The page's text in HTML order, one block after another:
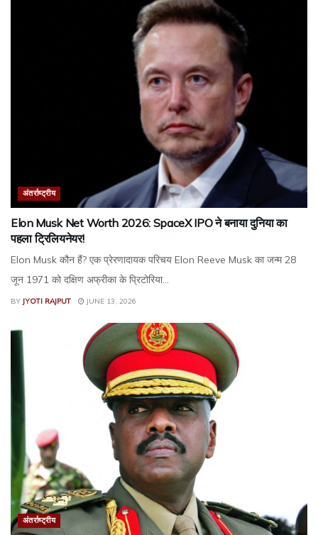
अंतर्राष्ट्रीय
Elon Musk Net Worth 2026: SpaceX IPO ने बनाया दुनिया का
पहला ट्रिलियनेयर!
Elon Musk कौन हैं? एक प्रेरणादायक परिचय Elon Reeve Musk का जन्म 28
जून 1971 को दक्षिण अफ्रीका के प्रिटोरिया...
BY JYOTI RAJPUT JUNE 13, 2026
अंतर्राष्ट्रीय